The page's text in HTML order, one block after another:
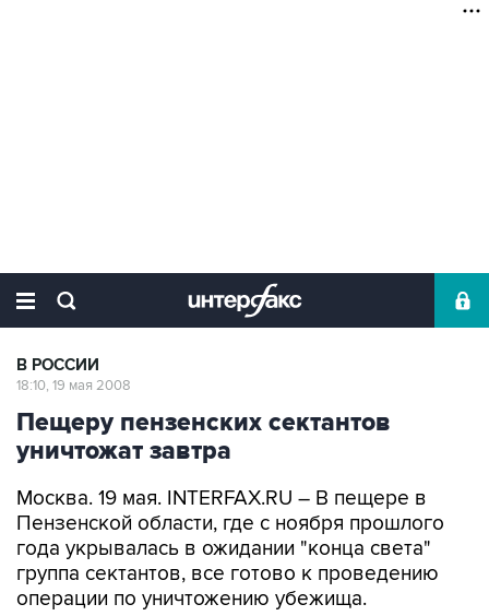
В РОССИИ
18:10, 19 мая 2008
Пещеру пензенских сектантов
уничтожат завтра
Москва. 19 мая. INTERFAX.RU – В пещере в
Пензенской области, где с ноября прошлого
года укрывалась в ожидании "конца света"
группа сектантов, все готово к проведению
операции по уничтожению убежища.